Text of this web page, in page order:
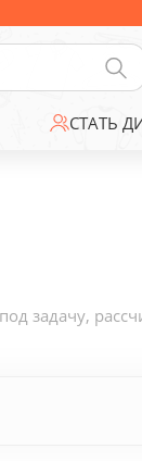
СТАТЬ
задачу,